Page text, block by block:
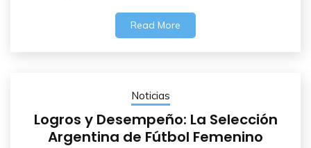
Read More
Noticias
Logros y Desempeño: La Selección
Argentina de Fútbol Femenino